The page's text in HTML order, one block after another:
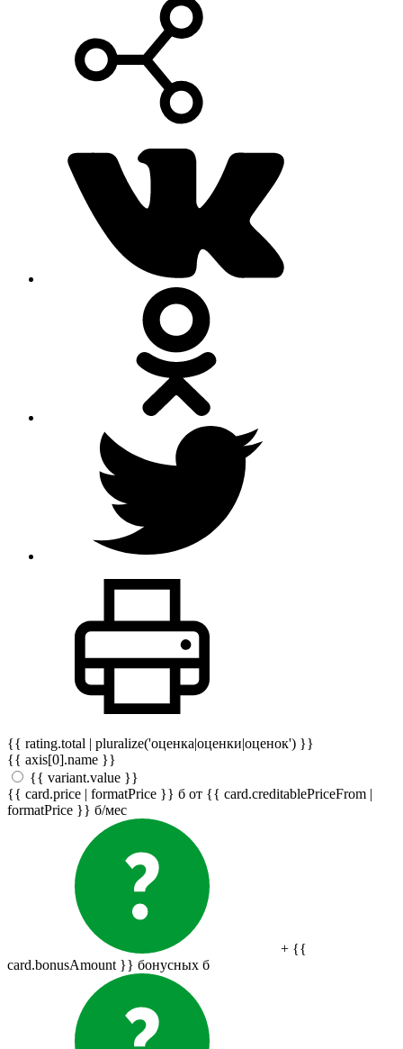
{{ rating.total | pluralize('оценка|оценки|оценок') }}
{{ axis[0].name }}
{{ variant.value }}
{{ card.price | formatPrice }} б от {{ card.creditablePriceFrom |
formatPrice }} б/мес
+ {{
card.bonusAmount }} бонусных б